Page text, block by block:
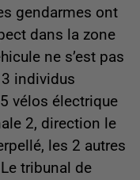
gendarmes ont
dans la zone
ne s’est pas
individus
vélos électrique
2, direction le
les 2 autres
tribunal de